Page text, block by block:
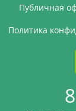
Публичная
Политика